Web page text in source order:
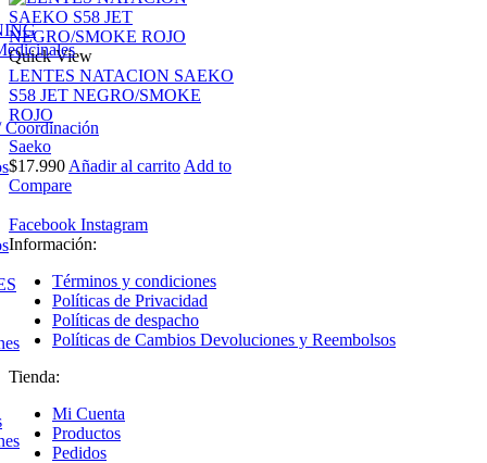
Quick View
LENTES NATACION SAEKO
S58 JET NEGRO/SMOKE
ROJO
Saeko
$17.990 Añadir al carrito Add to
Compare
Facebook Instagram
Información:
Términos y condiciones
Políticas de Privacidad
Políticas de despacho
Políticas de Cambios Devoluciones y Reembolsos
Tienda:
Mi Cuenta
Productos
Pedidos